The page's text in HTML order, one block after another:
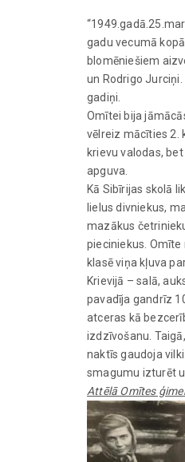
gadu vecumā
blomēniešiem
un Rodrigo
gadiņi.
Omītei bija
vēlreiz mācīties 2.
krievu valodas,
apguva.
Kā Sibīrijas skolā
lielus divniekus,
mazākus
pieciniekus. Omīte
klasē viņa kļuva
Krievijā – salā,
pavadīja gandrīz
atceras kā
izdzīvošanu.
naktīs gaudoja
smagumu izturēt
Attēlā Omītes